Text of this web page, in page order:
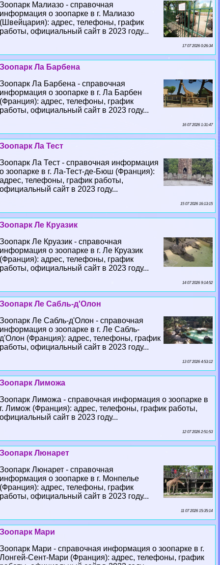
Зоопарк Малиазо - справочная
информация о зоопарке в г. Малиазо
(Швейцария): адрес, телефоны, график
работы, официальный сайт в 2023 году...
17 07 2026 0:26:34
Зоопарк Ла Барбена
Зоопарк Ла Барбена - справочная
информация о зоопарке в г. Ла Барбен
(Франция): адрес, телефоны, график
работы, официальный сайт в 2023 году...
16 07 2026 1:31:47
Зоопарк Ла Тест
Зоопарк Ла Тест - справочная информация
о зоопарке в г. Ла-Тест-де-Бюш (Франция):
адрес, телефоны, график работы,
официальный сайт в 2023 году...
15 07 2026 16:13:15
Зоопарк Ле Круазик
Зоопарк Ле Круазик - справочная
информация о зоопарке в г. Ле Круазик
(Франция): адрес, телефоны, график
работы, официальный сайт в 2023 году...
14 07 2026 9:14:52
Зоопарк Ле Сабль-д'Олон
Зоопарк Ле Сабль-д'Олон - справочная
информация о зоопарке в г. Ле Сабль-
д'Олон (Франция): адрес, телефоны, график
работы, официальный сайт в 2023 году...
13 07 2026 4:53:12
Зоопарк Лиможа
Зоопарк Лиможа - справочная информация о зоопарке в
г. Лимож (Франция): адрес, телефоны, график работы,
официальный сайт в 2023 году...
12 07 2026 2:51:53
Зоопарк Люнарет
Зоопарк Люнарет - справочная
информация о зоопарке в г. Монпелье
(Франция): адрес, телефоны, график
работы, официальный сайт в 2023 году...
11 07 2026 15:35:14
Зоопарк Мари
Зоопарк Мари - справочная информация о зоопарке в г.
Лонгeй-Сент-Мари (Франция): адрес, телефоны, график